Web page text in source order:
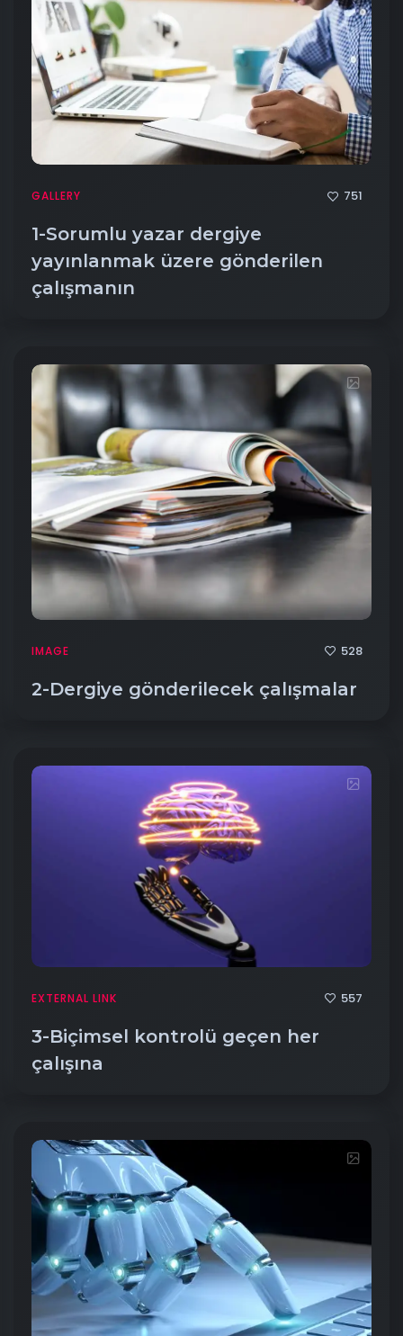
GALLERY 751
1-Sorumlu yazar dergiye
yayınlanmak üzere gönderilen
çalışmanın
IMAGE 528
2-Dergiye gönderilecek çalışmalar
EXTERNAL LINK 557
3-Biçimsel kontrolü geçen her
çalışına